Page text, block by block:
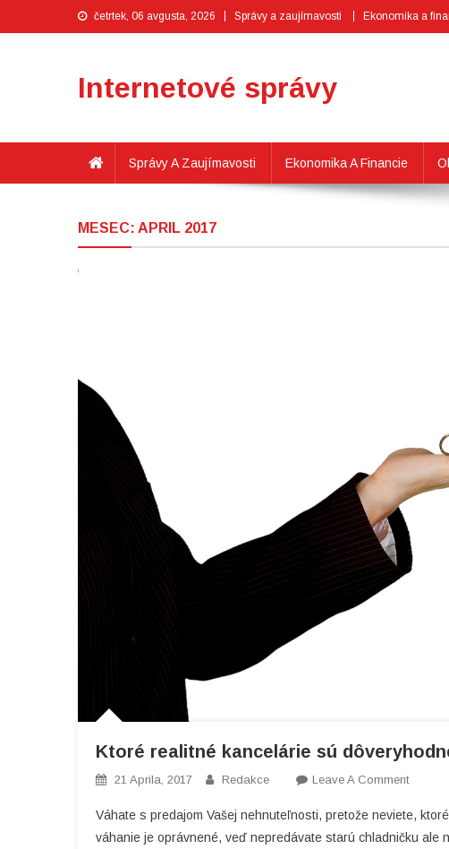
četrtek, 06 avgusta, 2026 Správy a zaujímavosti Ekonomika a
Internetové správy
Správy A Zaujímavosti Ekonomika A Financie
MESEC: APRIL 2017
Ktoré realitné kancelárie sú
21 Aprila, 2017 Redakce Leave A CommentOn
Realitné
Váhate s predajom Vašej nehnuteľnosti, pretože neviete,
váhanie je oprávnené, veď nepredávate starú chladničku